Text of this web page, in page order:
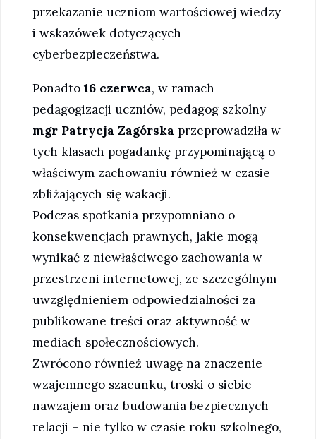
przekazanie uczniom wartościowej wiedzy
i wskazówek dotyczących
cyberbezpieczeństwa.
Ponadto 16 czerwca, w ramach
pedagogizacji uczniów, pedagog szkolny
mgr Patrycja Zagórska przeprowadziła w
tych klasach pogadankę przypominającą o
właściwym zachowaniu również w czasie
zbliżających się wakacji.
Podczas spotkania przypomniano o
konsekwencjach prawnych, jakie mogą
wynikać z niewłaściwego zachowania w
przestrzeni internetowej, ze szczególnym
uwzględnieniem odpowiedzialności za
publikowane treści oraz aktywność w
mediach społecznościowych.
Zwrócono również uwagę na znaczenie
wzajemnego szacunku, troski o siebie
nawzajem oraz budowania bezpiecznych
relacji – nie tylko w czasie roku szkolnego,